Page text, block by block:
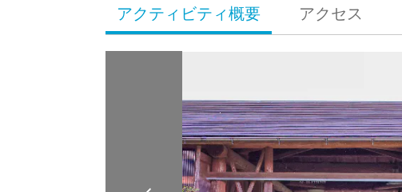
アクティビティ概要 アクセス